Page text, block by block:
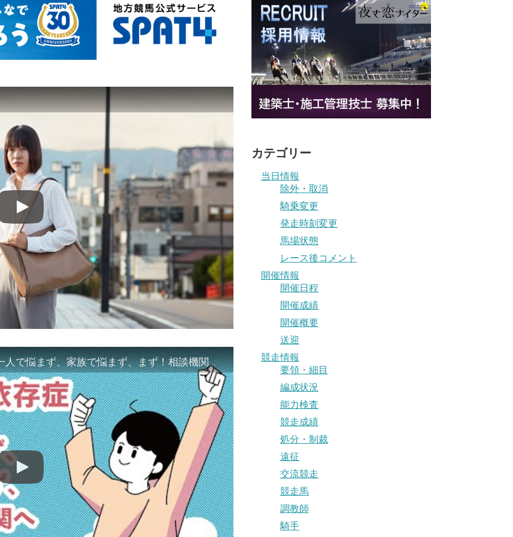
「ギャンブル等依存症対策啓発動画 ～一人で悩まず、家族で悩まず、まず！相談機関へ～」
カテゴリー
当日情報
除外・取消
騎乗変更
発走時刻変更
馬場状態
レース後コメント
開催情報
開催日程
開催成績
開催概要
送迎
競走情報
要領・細目
編成状況
能力検査
競走成績
処分・制裁
遠征
交流競走
競走馬
調教師
騎手